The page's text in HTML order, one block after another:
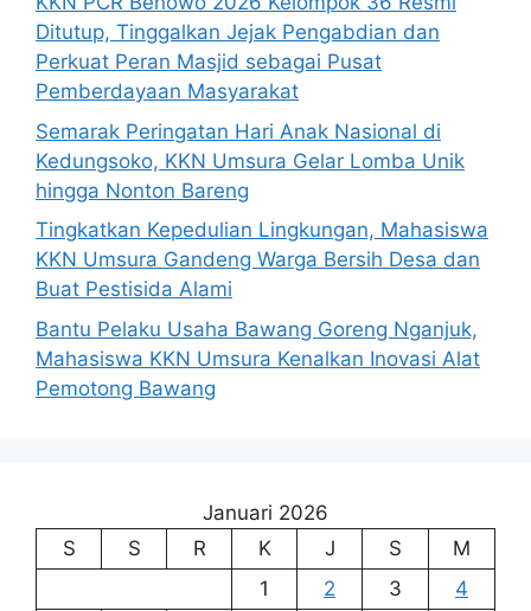
Ditutup, Tinggalkan Jejak Pengabdian dan
Perkuat Peran Masjid sebagai Pusat
Pemberdayaan Masyarakat
Semarak Peringatan Hari Anak Nasional di
Kedungsoko, KKN Umsura Gelar Lomba Unik
hingga Nonton Bareng
Tingkatkan Kepedulian Lingkungan, Mahasiswa
KKN Umsura Gandeng Warga Bersih Desa dan
Buat Pestisida Alami
Bantu Pelaku Usaha Bawang Goreng Nganjuk,
Mahasiswa KKN Umsura Kenalkan Inovasi Alat
Pemotong Bawang
Januari 2026
S
S R K J S
M
1
2 3
4